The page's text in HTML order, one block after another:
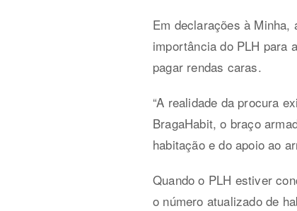
Em declarações à
importância do PLH para
pagar rendas caras.
“A realidade da procura
BragaHabit, o braço
habitação e do apoio ao
Quando o PLH estiver
o número atualizado de